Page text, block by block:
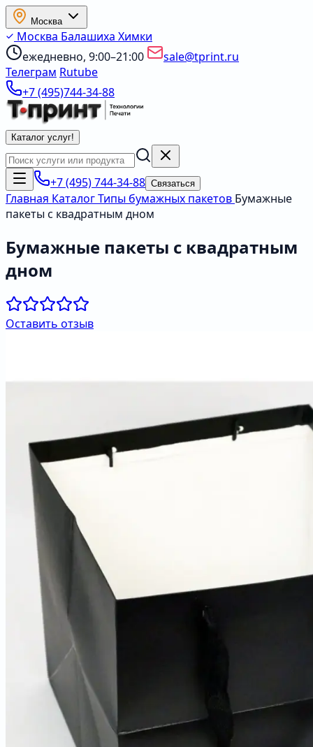
Москва
Москва Балашиха Химки
ежедневно, 9:00–21:00
sale@tprint.ru
Телеграм Rutube
+7 (495)744-34-88
Каталог услуг!
+7 (495) 744-34-88 Связаться
Главная КаталогТипы бумажных пакетов Бумажные
пакеты с квадратным дном
Бумажные пакеты с квадратным
дном
Оставить отзыв